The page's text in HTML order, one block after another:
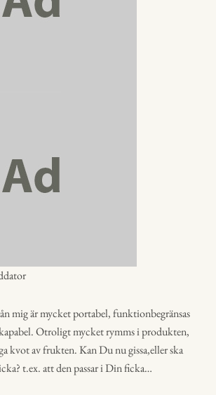
mig är mycket portabel, funktionbegränsas
Otroligt mycket rymms i produkten,
kvot av frukten. Kan Du nu gissa,eller ska
t.ex. att den passar i Din ficka…